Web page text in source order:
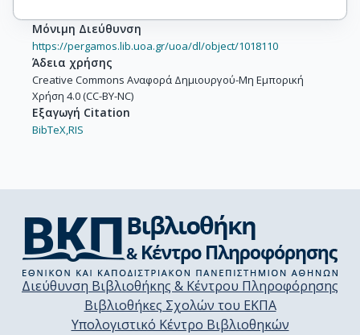
Μόνιμη Διεύθυνση
https://pergamos.lib.uoa.gr/uoa/dl/object/1018110
Άδεια χρήσης
Creative Commons Αναφορά Δημιουργού-Μη Εμπορική
Χρήση 4.0 (CC-BY-NC)
Εξαγωγή Citation
BibTeX,RIS
Διεύθυνση Βιβλιοθήκης & Κέντρου Πληροφόρησης
Βιβλιοθήκες Σχολών του ΕΚΠΑ
Υπολογιστικό Κέντρο Βιβλιοθηκών